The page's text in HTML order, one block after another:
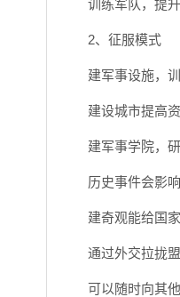
训练军队，提
2、征服模式
建军事设施，训
建设城市提高
建军事学院，
历史事件会影
建奇观能给国
通过外交拉拢
可以随时向其